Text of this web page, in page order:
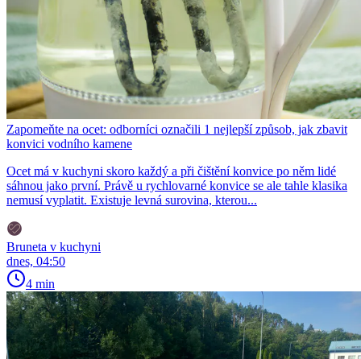
Zapomeňte na ocet: odborníci označili 1 nejlepší způsob, jak zbavit
konvici vodního kamene
Ocet má v kuchyni skoro každý a při čištění konvice po něm lidé
sáhnou jako první. Právě u rychlovarné konvice se ale tahle klasika
nemusí vyplatit. Existuje levná surovina, kterou...
Bruneta v kuchyni
dnes, 04:50
4 min